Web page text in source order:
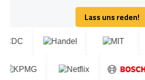
Lass uns reden!
Lass uns reden!